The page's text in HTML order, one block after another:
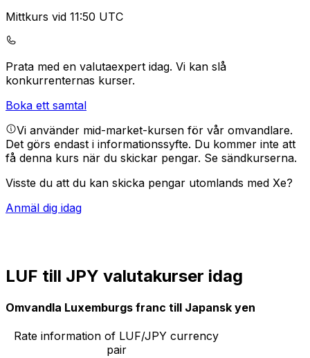
Mittkurs vid 11:50 UTC
Prata med en valutaexpert idag. Vi kan slå
konkurrenternas kurser.
Boka ett samtal
Vi använder mid-market-kursen för vår omvandlare.
Det görs endast i informationssyfte. Du kommer inte att
få denna kurs när du skickar pengar. Se sändkurserna.
Visste du att du kan skicka pengar utomlands med Xe?
Anmäl dig idag
LUF till JPY valutakurser idag
Omvandla Luxemburgs franc till Japansk yen
Rate information of LUF/JPY currency
pair